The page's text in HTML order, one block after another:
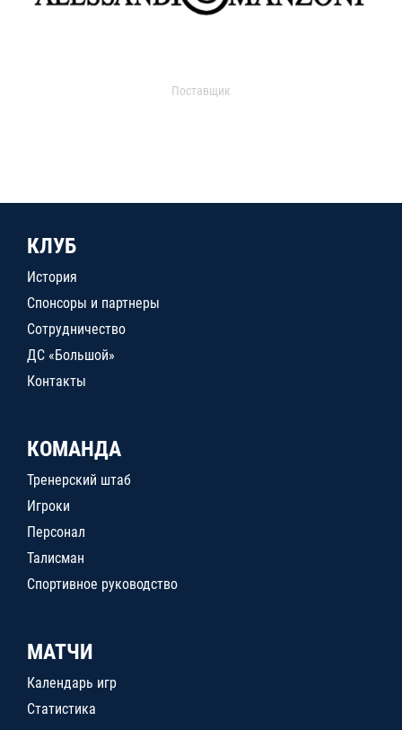
Поставщик
КЛУБ
История
Спонсоры и партнеры
Сотрудничество
ДС «Большой»
Контакты
КОМАНДА
Тренерский штаб
Игроки
Персонал
Талисман
Спортивное руководство
МАТЧИ
Календарь игр
Статистика